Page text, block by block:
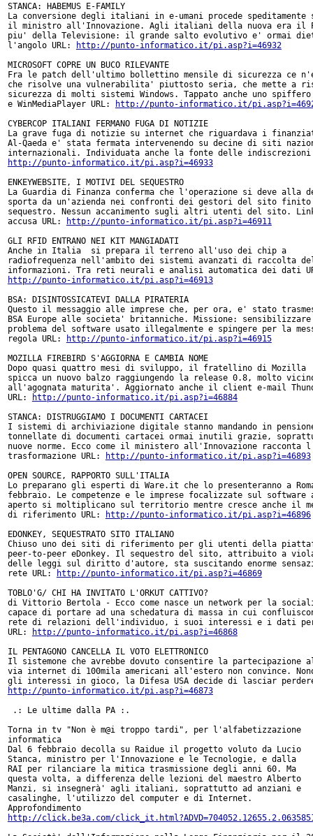
STANCA: HABEMUS E-FAMILY
La conversione degli italiani in e-umani procede speditamente
il ministro all'Innovazione. Agli italiani della nuova era il
piu' della Televisione: il grande salto evolutivo e' ormai
l'angolo URL:
http://punto-informatico.it/pi.asp?i=46932
MICROSOFT COPRE UN BUCO RILEVANTE
Fra le patch dell'ultimo bollettino mensile di sicurezza ce
che risolve una vulnerabilita' piuttosto seria, che mette a
sicurezza di molti sistemi Windows. Tappato anche uno spiffero
e WinMediaPlayer URL:
http://punto-informatico.it/
CYBERCOP ITALIANI FERMANO FUGA DI NOTIZIE
La grave fuga di notizie su internet che riguardava i
Al-Qaeda e' stata fermata intervenendo su decine di siti
http://punto-informatico.it/pi.asp?i=46933
ENKEYWEBSITE, I MOTIVI DEL SEQUESTRO
La Guardia di Finanza conferma che l'operazione si deve alla
sporta da un'azienda nei confronti dei gestori del sito
sequestro. Nessun accanimento sugli altri utenti del sito.
accusa URL:
http://punto-informatico.it/pi.asp?i=46911
GLI RFID ENTRANO NEI KIT MANGIADATI
Anche in Italia  si prepara il terreno all'uso dei chip a
radiofrequenza nell'ambito dei sistemi avanzati di raccolta
http://punto-informatico.it/pi.asp?i=46913
BSA: DISINTOSSICATEVI DALLA PIRATERIA
Questo il messaggio alle imprese che, per ora, e' stato
BSA Europe alle societa' britanniche. Missione:
problema del software usato illegalmente e spingere per la
regola URL:
http://punto-informatico.it/pi.asp?i=46915
MOZILLA FIREBIRD S'AGGIORNA E CAMBIA NOME
Dopo quasi quattro mesi di sviluppo, il fratellino di Mozilla
spicca un nuovo balzo raggiungendo la release 0.8, molto
all'agognata maturita'. Aggiornato anche il client e-mail
URL:
http://punto-informatico.it/pi.asp?i=46884
STANCA: DISTRUGGIAMO I DOCUMENTI CARTACEI
I sistemi di archiviazione digitale stanno mandando in
tonnellate di documenti cartacei ormai inutili grazie,
nuove norme. Ecco come il ministero all'Innovazione racconta
trasformazione URL:
http://punto-informatico.it/pi.asp?i=46893
OPEN SOURCE, RAPPORTO SULL'ITALIA
Lo preparano gli esperti di Ware.it che lo presenteranno a
febbraio. Le competenze e le imprese focalizzate sul software
aperto si moltiplicano sul territorio mentre cresce anche il
di riferimento URL:
http://punto-informatico.it/pi.asp?i=46896
EDONKEY, SEQUESTRATO SITO ITALIANO
Chiuso uno dei siti di riferimento per gli utenti della
peer-to-peer eDonkey. Il sequestro del sito, attribuito a
delle leggi sul diritto d'autore, sta suscitando enorme
rete URL:
http://punto-informatico.it/pi.asp?i=46869
TOBLO'G/ CHI HA INVITATO L'ORKUT CATTIVO?
di Vittorio Bertola - Ecco come nasce un network per la
capace di portare ad una schedatura di massa in cui
rete di relazioni dell'individuo, i suoi interessi e i dati
URL:
http://punto-informatico.it/pi.asp?i=46868
IL PENTAGONO CANCELLA IL VOTO ELETTRONICO
Il sistemone che avrebbe dovuto consentire la partecipazione
via internet di 100mila americani all'estero non convince.
http://punto-informatico.it/pi.asp?i=46873
.: Le ultime dalla PA :.
Torna in tv "Non è m@i troppo tardi", per l'alfabetizzazione
informatica
Dal 6 febbraio decolla su Raidue il progetto voluto da Lucio
Stanca, ministro per l'Innovazione e le Tecnologie, e dalla
RAI per rilanciare la mitica trasmissione degli anni 60. Ma
questa volta, a differenza delle lezioni del maestro Alberto
Manzi, si insegnerà' agli italiani, soprattutto ad anziani e
casalinghe, l'utilizzo del computer e di Internet.
Approfondimento
http://click.be3a.com/